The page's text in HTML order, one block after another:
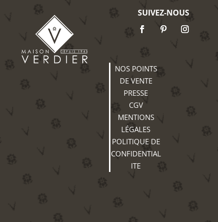
SUIVEZ-NOUS
NOS POINTS
DE VENTE
PRESSE
CGV
MENTIONS
LÉGALES
POLITIQUE DE
CONFIDENTIAL
ITE